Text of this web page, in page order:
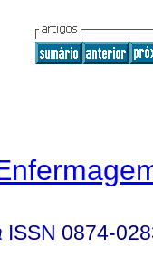
ISSN 0874-